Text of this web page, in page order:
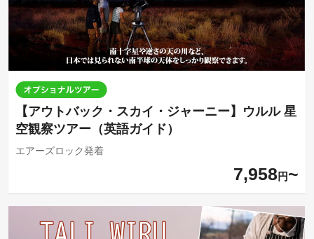
【アウトバック・スカイ・ジャーニー】ウルル 星
空観察ツアー（英語ガイド）
エアーズロック発着
7,958円